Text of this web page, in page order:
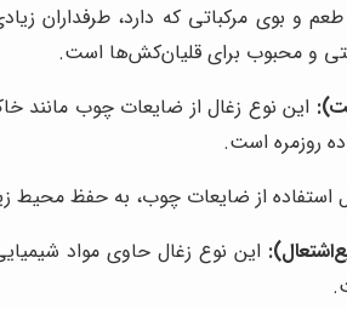
طعم و بوی مرکباتی که دارد، طرفداران
و محبوب برای قلیان‌کش‌ها است.
این نوع زغال از ضایعات چوب مانند
روزمره است.
استفاده از ضایعات چوب، به حفظ
این نوع زغال حاوی مواد